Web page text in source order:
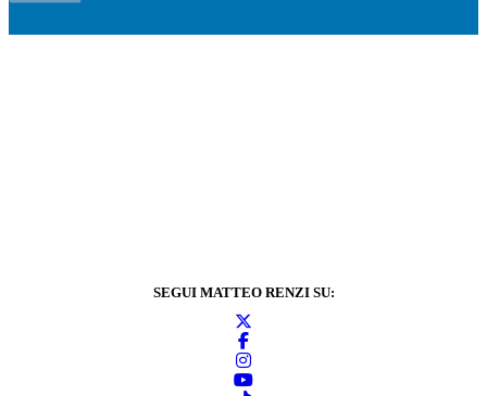
SEGUI MATTEO RENZI SU: